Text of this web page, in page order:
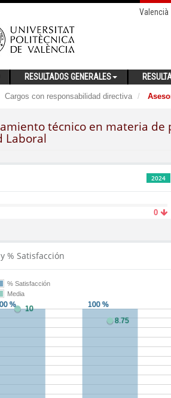
Valencià
RESULTADOS GENERALES
Cargos con responsabilidad directiva
técnico en materia
Laboral
2024
0
% Satisfacción
% Satisfacción
Media